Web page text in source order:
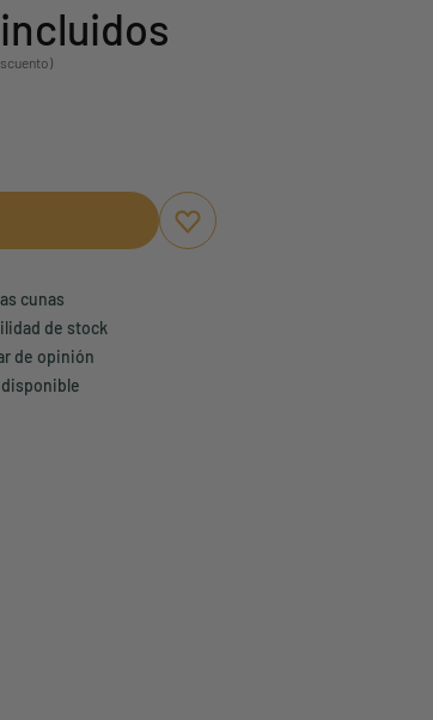
Aggiungi ai preferiti
borrar favoritos
cunas
de stock
de opinión
disponible